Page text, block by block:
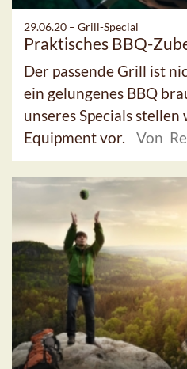
29.06.20 – Grill-Special
Praktisches BBQ-
Der passende Grill ist
ein gelungenes BBQ
unseres Specials
Equipment vor.
Von